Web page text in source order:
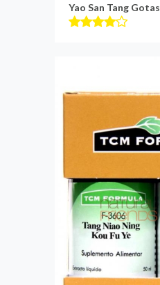
Yao San Tang Gotas